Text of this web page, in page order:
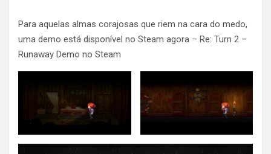
Para aquelas almas corajosas que riem na cara do medo,
uma demo está disponível no Steam agora – Re: Turn 2 –
Runaway Demo no Steam